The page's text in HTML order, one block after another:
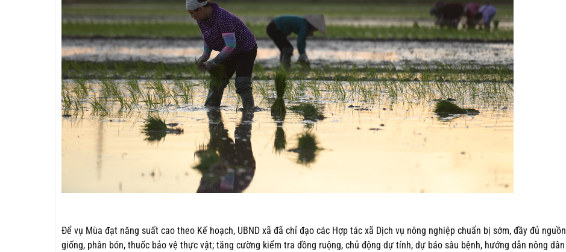
Để vụ Mùa đạt năng suất cao theo Kế hoạch, UBND xã đã chỉ đạo các Hợp tác xã Dịch vụ nông nghiệp chuẩn bị sớm, đầy đủ nguồn
giống, phân bón, thuốc bảo vệ thực vật; tăng cường kiểm tra đồng ruộng, chủ động dự tính, dự báo sâu bệnh, hướng dẫn nông dân